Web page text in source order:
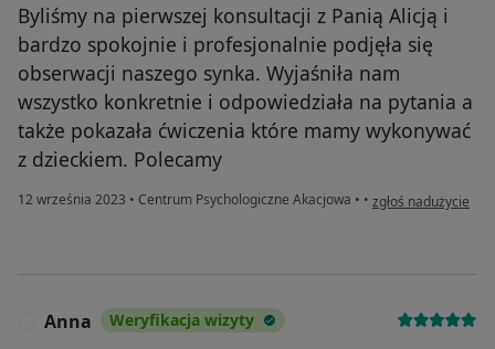
Byliśmy na pierwszej konsultacji z Panią Alicją i
bardzo spokojnie i profesjonalnie podjęła się
obserwacji naszego synka. Wyjaśniła nam
wszystko konkretnie i odpowiedziała na pytania a
także pokazała ćwiczenia które mamy wykonywać
z dzieckiem. Polecamy
12 września 2023 • Centrum Psychologiczne Akacjowa • • w opinii
zgłoś nadużycie
Anna Weryfikacja wizyty